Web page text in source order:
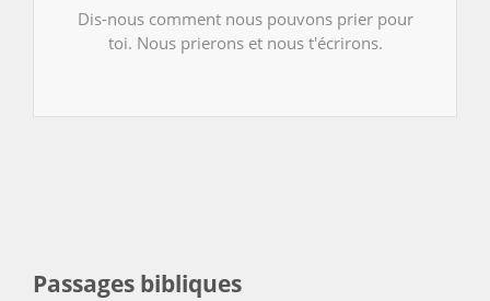
Dis-nous comment nous pouvons prier pour
toi. Nous prierons et nous t'écrirons.
Passages bibliques